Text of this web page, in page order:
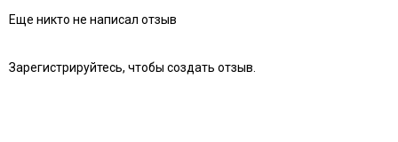
Еще никто не написал отзыв
Зарегистрируйтесь, чтобы создать отзыв.